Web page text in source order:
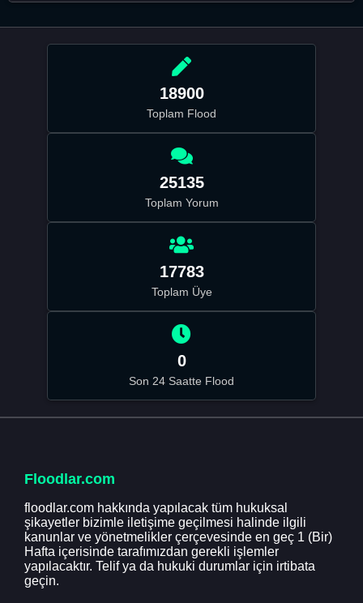
18900
Toplam Flood
25135
Toplam Yorum
17783
Toplam Üye
0
Son 24 Saatte Flood
Floodlar.com
floodlar.com hakkında yapılacak tüm hukuksal
şikayetler bizimle iletişime geçilmesi halinde ilgili
kanunlar ve yönetmelikler çerçevesinde en geç 1 (Bir)
Hafta içerisinde tarafımızdan gerekli işlemler
yapılacaktır. Telif ya da hukuki durumlar için irtibata
geçin.